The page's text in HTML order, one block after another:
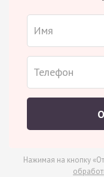
Нажимая на кнопку